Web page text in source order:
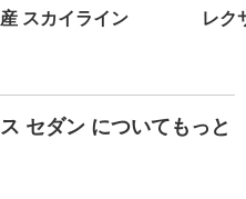
産 スカイライン レク
セダン についてもっと